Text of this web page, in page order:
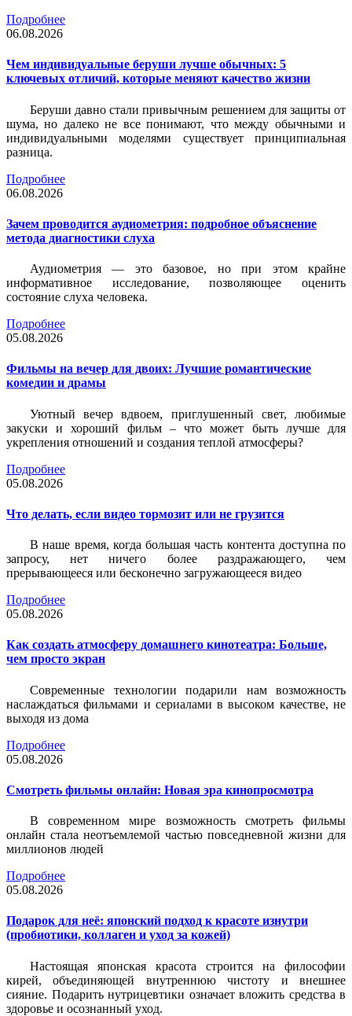
Подробнее
06.08.2026
Чем индивидуальные беруши лучше обычных: 5
ключевых отличий, которые меняют качество жизни
Беруши давно стали привычным решением для защиты от
шума, но далеко не все понимают, что между обычными и
индивидуальными моделями существует принципиальная
разница.
Подробнее
06.08.2026
Зачем проводится аудиометрия: подробное объяснение
метода диагностики слуха
Аудиометрия — это базовое, но при этом крайне
информативное исследование, позволяющее оценить
состояние слуха человека.
Подробнее
05.08.2026
Фильмы на вечер для двоих: Лучшие романтические
комедии и драмы
Уютный вечер вдвоем, приглушенный свет, любимые
закуски и хороший фильм – что может быть лучше для
укрепления отношений и создания теплой атмосферы?
Подробнее
05.08.2026
Что делать, если видео тормозит или не грузится
В наше время, когда большая часть контента доступна по
запросу, нет ничего более раздражающего, чем
прерывающееся или бесконечно загружающееся видео
Подробнее
05.08.2026
Как создать атмосферу домашнего кинотеатра: Больше,
чем просто экран
Современные технологии подарили нам возможность
наслаждаться фильмами и сериалами в высоком качестве, не
выходя из дома
Подробнее
05.08.2026
Смотреть фильмы онлайн: Новая эра кинопросмотра
В современном мире возможность смотреть фильмы
онлайн стала неотъемлемой частью повседневной жизни для
миллионов людей
Подробнее
05.08.2026
Подарок для неё: японский подход к красоте изнутри
(пробиотики, коллаген и уход за кожей)
Настоящая японская красота строится на философии
кирей, объединяющей внутреннюю чистоту и внешнее
сияние. Подарить нутрицевтики означает вложить средства в
здоровье и осознанный уход.